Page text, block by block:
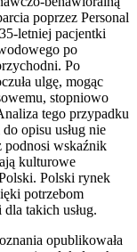
poprzez Personal
letniej pacjentki
po
Po
ulgę, mogąc
stopniowo
tego przypadku
opisu usług nie
podnosi wskaźnik
kulturowe
Polski rynek
potrzebom
takich usług.
opublikowała